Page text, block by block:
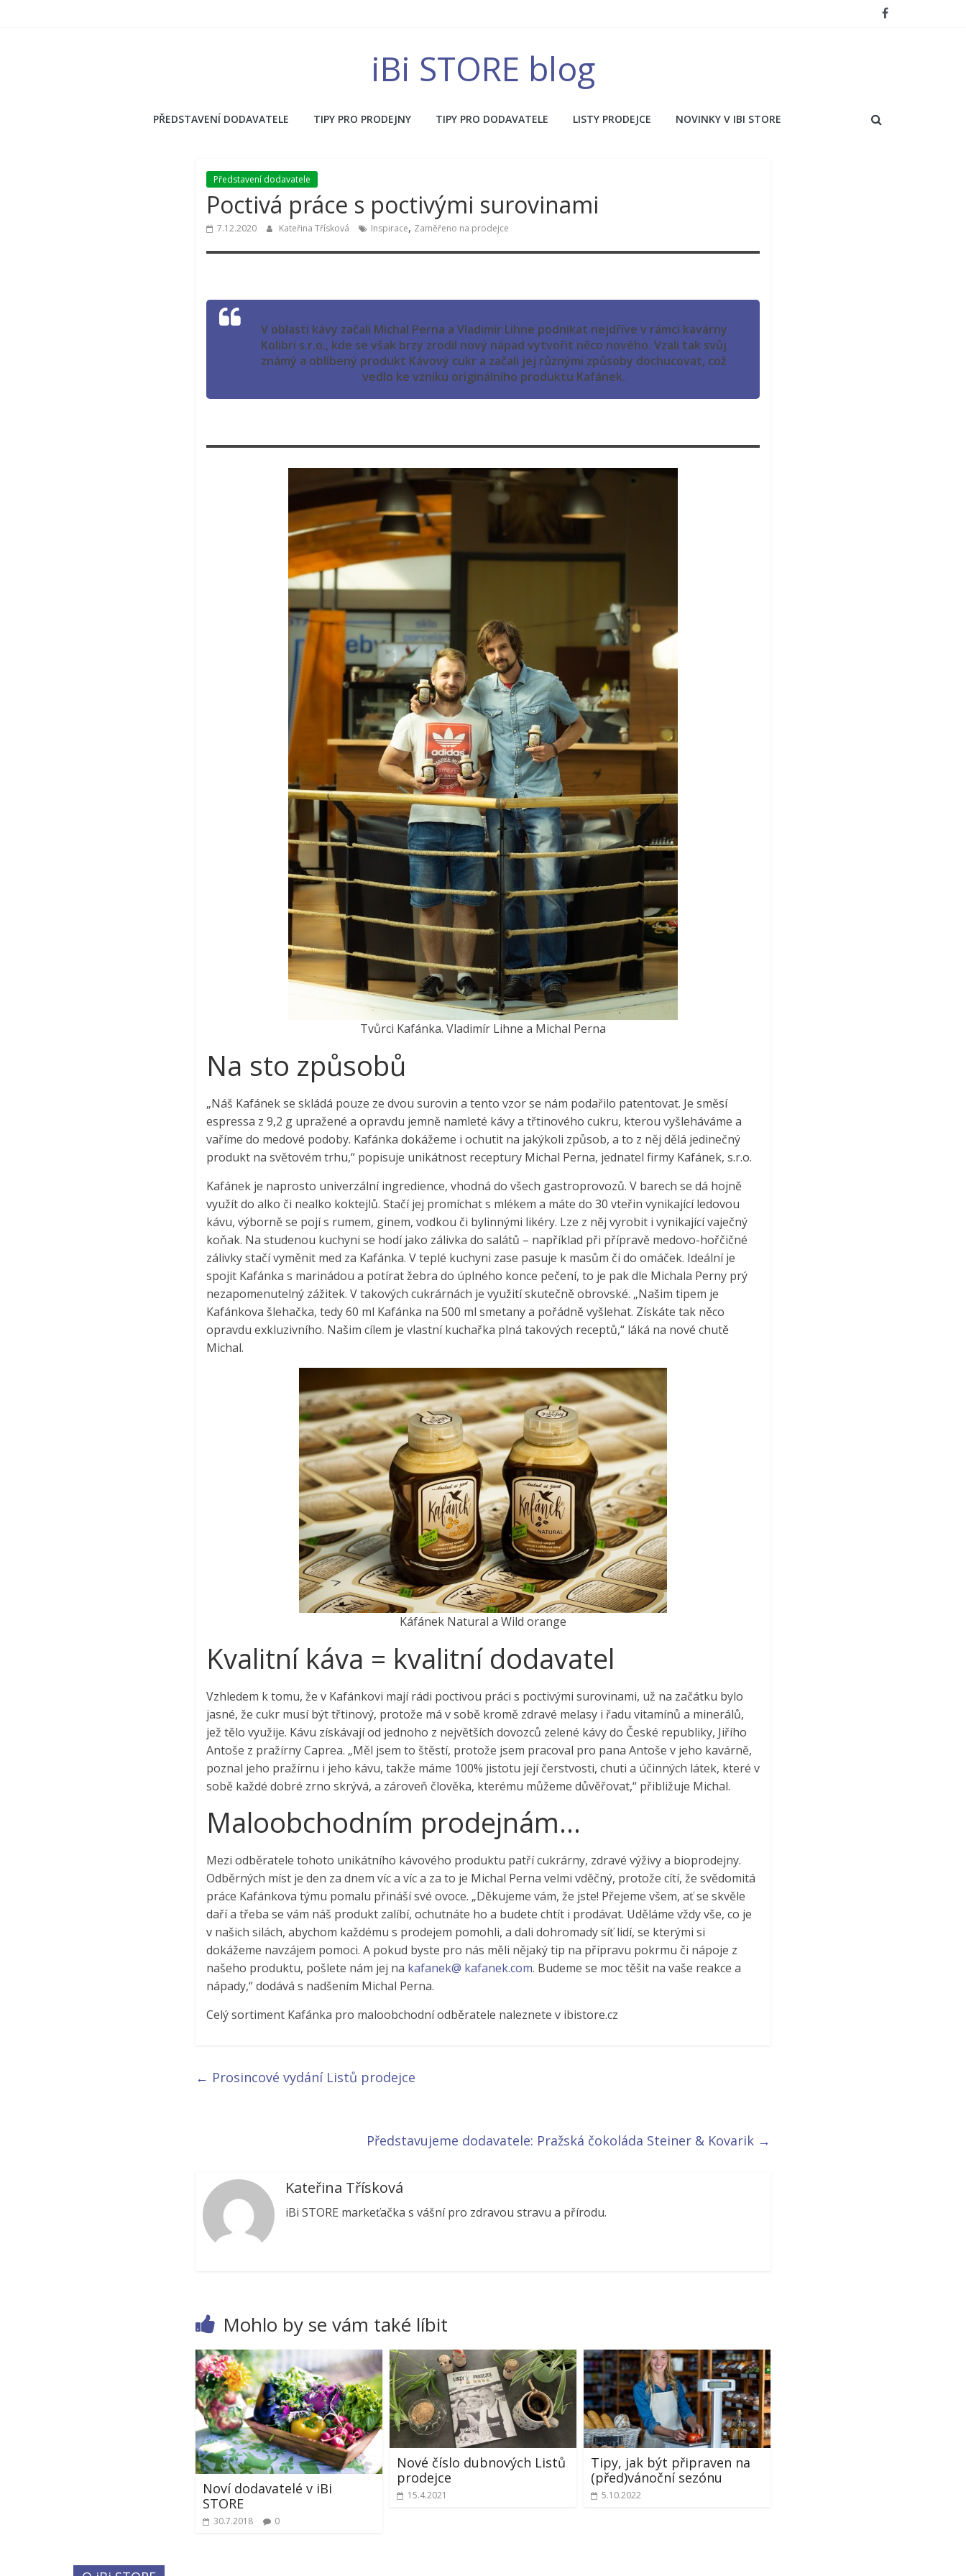
iBi STORE blog
PŘEDSTAVENÍ DODAVATELE TIPY PRO PRODEJNY TIPY PRO DODAVATELE LISTY PRODEJCE NOVINKY V IBI STORE
Představení dodavatele
Poctivá práce s poctivými surovinami
7.12.2020 Kateřina Třísková Inspirace, Zaměřeno na prodejce
V oblasti kávy začali Michal Perna a Vladimír Lihne podnikat nejdříve v rámci kavárny
Kolibri s.r.o., kde se však brzy zrodil nový nápad vytvořit něco nového. Vzali tak svůj
známý a oblíbený produkt Kávový cukr a začali jej různými způsoby dochucovat, což
vedlo ke vzniku originálního produktu Kafánek.
Tvůrci Kafánka. Vladimír Lihne a Michal Perna
Na sto způsobů
„Náš Kafánek se skládá pouze ze dvou surovin a tento vzor se nám podařilo patentovat. Je směsí
espressa z 9,2 g upražené a opravdu jemně namleté kávy a třtinového cukru, kterou vyšleháváme a
vaříme do medové podoby. Kafánka dokážeme i ochutit na jakýkoli způsob, a to z něj dělá jedinečný
produkt na světovém trhu,“ popisuje unikátnost receptury Michal Perna, jednatel firmy Kafánek, s.r.o.
Kafánek je naprosto univerzální ingredience, vhodná do všech gastroprovozů. V barech se dá hojně
využít do alko či nealko koktejlů. Stačí jej promíchat s mlékem a máte do 30 vteřin vynikající ledovou
kávu, výborně se pojí s rumem, ginem, vodkou či bylinnými likéry. Lze z něj vyrobit i vynikající vaječný
koňak. Na studenou kuchyni se hodí jako zálivka do salátů – například při přípravě medovo-hořčičné
zálivky stačí vyměnit med za Kafánka. V teplé kuchyni zase pasuje k masům či do omáček. Ideální je
spojit Kafánka s marinádou a potírat žebra do úplného konce pečení, to je pak dle Michala Perny prý
nezapomenutelný zážitek. V takových cukrárnách je využití skutečně obrovské. „Našim tipem je
Kafánkova šlehačka, tedy 60 ml Kafánka na 500 ml smetany a pořádně vyšlehat. Získáte tak něco
opravdu exkluzivního. Našim cílem je vlastní kuchařka plná takových receptů,“ láká na nové chutě
Michal.
Káfánek Natural a Wild orange
Kvalitní káva = kvalitní dodavatel
Vzhledem k tomu, že v Kafánkovi mají rádi poctivou práci s poctivými surovinami, už na začátku bylo
jasné, že cukr musí být třtinový, protože má v sobě kromě zdravé melasy i řadu vitamínů a minerálů,
jež tělo využije. Kávu získávají od jednoho z největších dovozců zelené kávy do České republiky, Jiřího
Antoše z pražírny Caprea. „Měl jsem to štěstí, protože jsem pracoval pro pana Antoše v jeho kavárně,
poznal jeho pražírnu i jeho kávu, takže máme 100% jistotu její čerstvosti, chuti a účinných látek, které v
sobě každé dobré zrno skrývá, a zároveň člověka, kterému můžeme důvěřovat,“ přibližuje Michal.
Maloobchodním prodejnám…
Mezi odběratele tohoto unikátního kávového produktu patří cukrárny, zdravé výživy a bioprodejny.
Odběrných míst je den za dnem víc a víc a za to je Michal Perna velmi vděčný, protože cítí, že svědomitá
práce Kafánkova týmu pomalu přináší své ovoce. „Děkujeme vám, že jste! Přejeme všem, ať se skvěle
daří a třeba se vám náš produkt zalíbí, ochutnáte ho a budete chtít i prodávat. Uděláme vždy vše, co je
v našich silách, abychom každému s prodejem pomohli, a dali dohromady síť lidí, se kterými si
dokážeme navzájem pomoci. A pokud byste pro nás měli nějaký tip na přípravu pokrmu či nápoje z
našeho produktu, pošlete nám jej na kafanek@ kafanek.com. Budeme se moc těšit na vaše reakce a
nápady,“ dodává s nadšením Michal Perna.
Celý sortiment Kafánka pro maloobchodní odběratele naleznete v ibistore.cz
← Prosincové vydání Listů prodejce
Představujeme dodavatele: Pražská čokoláda Steiner & Kovarik →
Kateřina Třísková
iBi STORE markeťačka s vášní pro zdravou stravu a přírodu.
Mohlo by se vám také líbit
Noví dodavatelé v iBi
STORE
30.7.2018 0
Nové číslo dubnových Listů
prodejce
15.4.2021
Tipy, jak být připraven na
(před)vánoční sezónu
5.10.2022